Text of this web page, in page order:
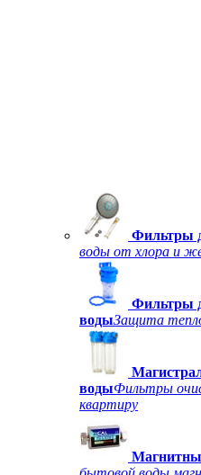
Фильтры
воды от хлора и
Фильтры
водыЗащита
водыФильтры
квартиру